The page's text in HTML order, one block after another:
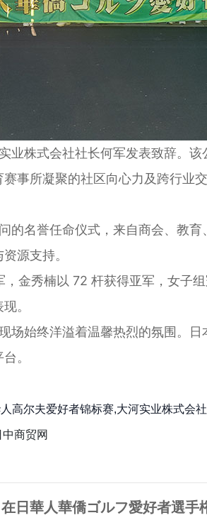
业株式会社社长何军发表致辞。
事所凝聚的社区向心力及跨行业
的名誉任命仪式，来自商会、教
源支持。
金秀楠以 72 杆获得亚军，女子
。
场始终洋溢着温馨热烈的氛围。
。
高尔夫爱好者锦标赛,大河实业株式会
中商贸网
日華人華僑ゴルフ愛好者選手